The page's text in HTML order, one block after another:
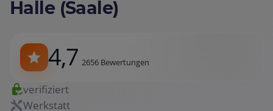
Halle (Saale)
4,7 2656 Bewertungen
verifiziert
Werkstatt